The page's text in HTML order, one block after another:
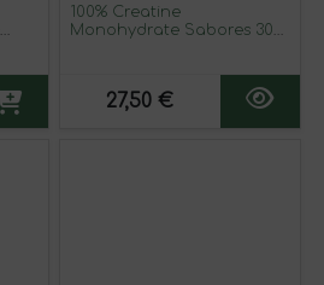
100% Creatine
Monohydrate Sabores 300
27,50 €